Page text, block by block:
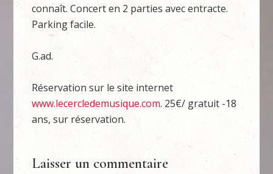
connaît. Concert en 2 parties avec entracte.
Parking facile.
G.ad.
Réservation sur le site internet
www.lecercledemusique.com. 25€/ gratuit -18
ans, sur réservation.
Laisser un commentaire